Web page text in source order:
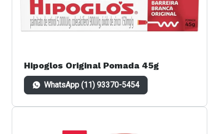
Hipoglos Original Pomada 45g
WhatsApp (11) 93370-5454